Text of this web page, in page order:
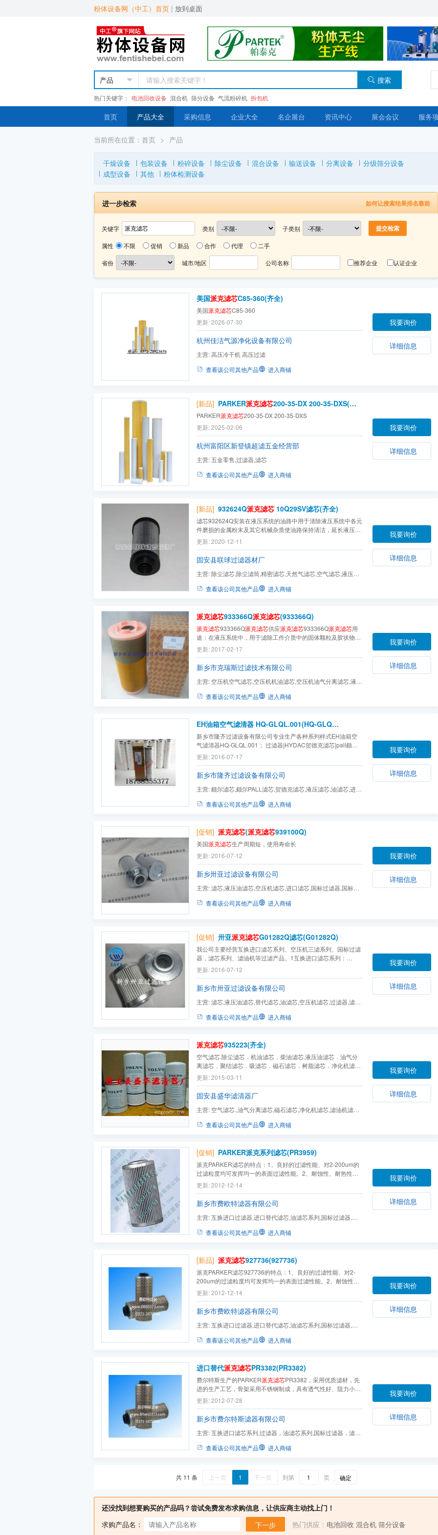
粉体设备网（中工）首页 | 放到桌面
搜索
热门关键字： 电池回收设备 混合机 筛分设备 气流粉碎机 拆包机
首页 产品大全 采购信息 企业大全 名企展台 资讯中心 展会会议 服务
当前所在位置： 首页 > 产品
干燥设备 包装设备 粉碎设备 除尘设备 混合设备 输送设备 分离设备
分级筛分设备
成型设备
其他 粉体检测设备
进一步检索 如何让搜索结果排名靠前
关键字 类别 子类别
属性 不限 促销 新品 合作 代理 二手
省份 城市/地区 公司名称 推荐企业 认证企业
美国派克滤芯C85-360(齐全)
美国派克滤芯C85-360
更新: 2026-07-30
杭州佳洁气源净化设备有限公司
主营:高压冷干机 高压过滤
查看该公司其他产品
进入商铺
我要询价
详细信息
[新品] PARKER派克滤芯200-35-DX 200-35-DXS(齐全)
PARKER派克滤芯200-35-DX 200-35-DXS
更新: 2025-02-06
杭州富阳区新登镇超滤五金经营部
主营:五金零售,过滤器,滤芯
查看该公司其他产品
进入商铺
我要询价
详细信息
[新品] 932624Q派克滤芯 10Q29SV滤芯(齐全)
滤芯932624Q安装在液压系统的油路中用于清除液压系统中各元
件磨损的金属粉末及其它机械杂质使油路保持清洁，延长液压系
统寿命。
更新: 2020-12-11
固安县联球过滤器材厂
主营:除尘滤芯,除尘滤筒,精密滤芯,天然气滤芯,空气滤芯,液压油
查看该公司其他产品 进入商铺
我要询价
详细信息
派克滤芯933366Q派克滤芯(933366Q)
派克滤芯933366Q派克滤芯供应派克滤芯933366Q派克滤芯用
途：在液压系统中，用于滤除工作介质中的固体颗粒及胶状物
质，有效控制工作介质的污染度。
更新: 2017-02-17
新乡市克瑞斯过滤技术有限公司
主营: 空压机空气滤芯,空压机机油滤芯,空压机油气分离滤芯,液压
查看该公司其他产品 进入商铺
我要询价
详细信息
EH油箱空气滤清器 HQ-GLQL.001(HQ-GLQL.001)
新乡市隆齐过滤设备有限公司专业生产各种系列样式EH油箱空
气滤清器HQ-GLQL.001； 过滤器|HYDAC贺德克滤芯|pall颇尔
滤芯|parker 派克滤芯
翡翠|DONALDSON唐纳森滤芯|ARGO雅歌滤芯|EPE滤
芯|DENISON丹尼逊|INTERNORMEN英德诺曼滤芯|Schroeder
施罗德滤芯|Sofima索菲玛滤芯
更新: 2016-07-17
新乡市隆齐过滤设备有限公司
主营: 颇尔滤芯,颇尔PALL滤芯,贺德克滤芯,液压滤芯,油滤芯,进口
查看该公司其他产品 进入商铺
我要询价
详细信息
[促销] 派克滤芯(派克滤芯939100Q)
美国派克滤芯生产周期短，使用寿命长
更新: 2016-07-12
新乡卅亚过滤设备有限公司
主营:滤芯,液压油滤芯,空压机滤芯,进口滤芯,国标过滤器,国标滤
查看该公司其他产品 进入商铺
我要询价
详细信息
[促销] 卅亚派克滤芯G01282Q滤芯(G01282Q)
我公司主要经营互换进口滤芯系列、空压机三滤系列、国标过滤
器，滤芯系列、滤油机等过滤产品。1互换进口滤芯系列：
PALL（颇尔）；HYDAC（贺德克）；MAHLE（玛勒）；
PARKER(派克）；ARGO（雅歌）；FILTREC(富卓）；
STAUFF(西德福）；VICKERS(威格士）；
EPPENSTEINER(EPE)；TAISEI KOGYO(大生）；INTE...
更新: 2016-07-12
新乡市卅亚过滤设备有限公司
主营:滤芯,液压油滤芯,替代滤芯,油滤芯,空压机滤芯,过滤器,滤油
查看该公司其他产品 进入商铺
我要询价
详细信息
派克滤芯935223(齐全)
空气滤芯.除尘滤芯．机油滤芯．柴油滤芯.液压油滤芯．油气分
离滤芯．聚结滤芯．吸滤芯．磁石滤芯．树脂滤芯．净化机滤
芯．滤油机滤芯．除水滤芯．除油滤芯．除菌滤芯．陶瓷烧结滤
芯．玻璃纤维滤芯．聚丙烯滤芯．金属粉末烧结滤芯．石英沙滤
芯．木质纤维压结滤芯．不锈钢烧结网滤芯．各种线绕滤芯．...
更新: 2015-03-11
固安县盛华滤清器厂
主营: 空气滤芯.,油气分离滤芯,磁石滤芯,净化机滤芯,滤油机滤芯,
查看该公司其他产品 进入商铺
我要询价
详细信息
[促销] PARKER派克系列滤芯(PR3959)
派克PARKER滤芯的特点：1、良好的过滤性能、对2-200um的
过滤粒度均可发挥均一的表面过滤性能。2、耐蚀性、耐热性、
耐压性、耐磨性好；3PARKER
精度；4、PARKER
再使用，免更换。
更新: 2012-12-14
新乡市费欧特滤器有限公司
主营:互换进口过滤器,进口替代滤芯,油滤芯系列,国标过滤器,滤
查看该公司其他产品 进入商铺
我要询价
详细信息
[新品] 派克滤芯927736(927736)
派克PARKER滤芯927736的特点：1、良好的过滤性能、对2-
200um的过滤粒度均可发挥均一的表面过滤性能。2、耐蚀性、
耐热性、耐压性、耐磨性好；
更新: 2012-12-14
新乡市费欧特滤器有限公司
主营:互换进口过滤器,进口替代滤芯,油滤芯系列,国标过滤器,滤
查看该公司其他产品 进入商铺
我要询价
详细信息
进口替代派克滤芯PR3382(PR3382)
费尔特斯生产的PARKER派克滤芯PR3382，采用优质滤材，先
进的生产工艺，骨架采用不锈钢制成，具有透气性好、阻力小；
过滤面积大，纳污量大；耐高温、耐腐蚀性好等特点。
更新: 2012-07-28
新乡市费尔特斯滤器有限公司
主营:互换进口滤芯系列,过滤器，油滤芯系列,国标过滤器，滤芯
查看该公司其他产品 进入商铺
我要询价
详细信息
共 11 条 上一页 1 下一页 到第 页 确定
还没找到想要购买的产品吗？尝试免费发布求购信息，让供应商主动找上门！
求购产品名：
下一步 热门供应： 电池回收 混合机 筛分设备